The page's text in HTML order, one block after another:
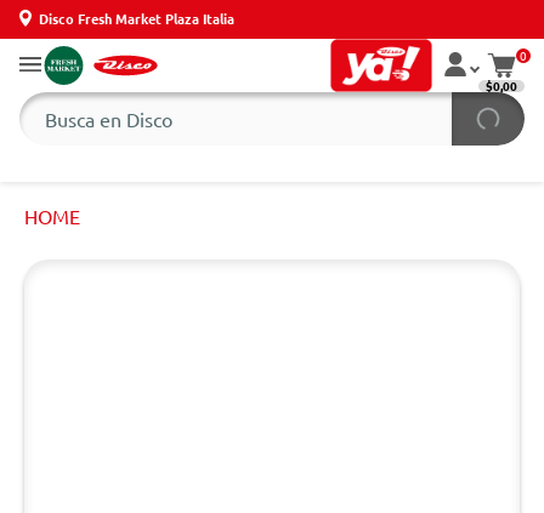
Disco Fresh Market Plaza Italia
0
$0,00
HOME